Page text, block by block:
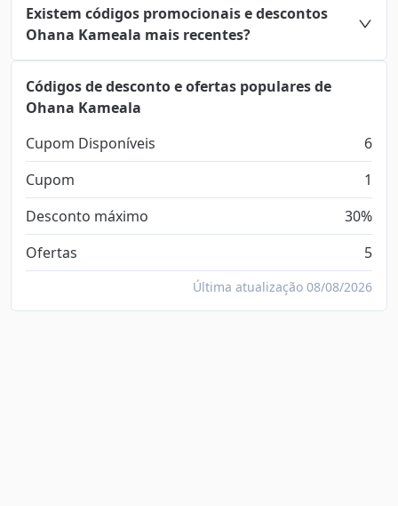
Existem códigos promocionais e descontos
Ohana Kameala mais recentes?
Códigos de desconto e ofertas populares de
Ohana Kameala
Cupom Disponíveis
6
Cupom
1
Desconto máximo
30%
Ofertas
5
Última atualização 08/08/2026